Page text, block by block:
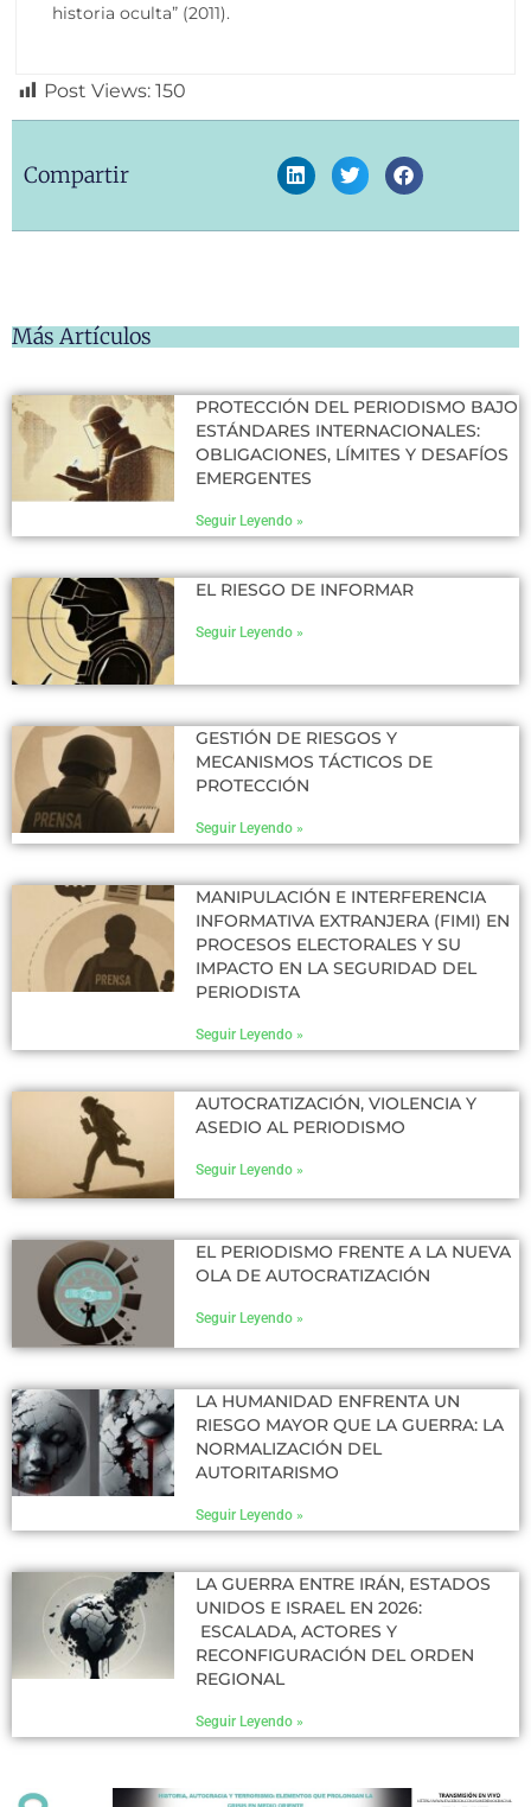
historia oculta” (2011).
Post Views: 150
Compartir
Más Artículos
PROTECCIÓN DEL PERIODISMO BAJO
ESTÁNDARES INTERNACIONALES:
OBLIGACIONES, LÍMITES Y DESAFÍOS
EMERGENTES
Seguir Leyendo »
EL RIESGO DE INFORMAR
Seguir Leyendo »
GESTIÓN DE RIESGOS Y
MECANISMOS TÁCTICOS DE
PROTECCIÓN
Seguir Leyendo »
MANIPULACIÓN E INTERFERENCIA
INFORMATIVA EXTRANJERA (FIMI) EN
PROCESOS ELECTORALES Y SU
IMPACTO EN LA SEGURIDAD DEL
PERIODISTA
Seguir Leyendo »
AUTOCRATIZACIÓN, VIOLENCIA Y
ASEDIO AL PERIODISMO
Seguir Leyendo »
EL PERIODISMO FRENTE A LA NUEVA
OLA DE AUTOCRATIZACIÓN
Seguir Leyendo »
LA HUMANIDAD ENFRENTA UN
RIESGO MAYOR QUE LA GUERRA: LA
NORMALIZACIÓN DEL
AUTORITARISMO
Seguir Leyendo »
LA GUERRA ENTRE IRÁN, ESTADOS
UNIDOS E ISRAEL EN 2026:
ESCALADA, ACTORES Y
RECONFIGURACIÓN DEL ORDEN
REGIONAL
Seguir Leyendo »